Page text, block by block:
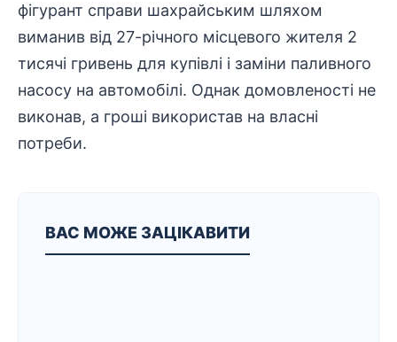
фігурант справи шахрайським шляхом
виманив від 27-річного місцевого жителя 2
тисячі гривень для купівлі і заміни паливного
насосу на автомобілі. Однак домовленості не
виконав, а гроші використав на власні
потреби.
ВАС МОЖЕ ЗАЦІКАВИТИ